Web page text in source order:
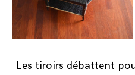
Les tiroirs débattent